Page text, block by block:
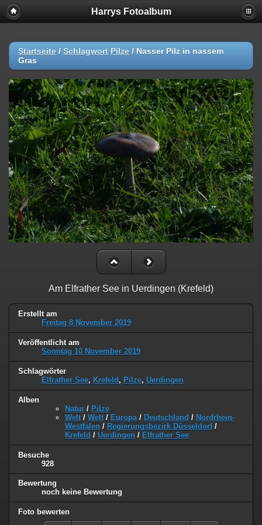
Harrys Fotoalbum
Startseite / Schlagwort Pilze / Nasser Pilz in nassem
Gras
Am Elfrather See in Uerdingen (Krefeld)
Erstellt am
Freitag 8 November 2019
Veröffentlicht am
Sonntag 10 November 2019
Schlagwörter
Elfrather See, Krefeld , Pilze, Uerdingen
Alben
Natur / Pilze
Welt / Welt / Europa / Deutschland / Nordrhein-
Westfalen / Regierungsbezirk Düsseldorf/
Krefeld / Uerdingen / Elfrather See
Besuche
928
Bewertung
noch keine Bewertung
Foto bewerten